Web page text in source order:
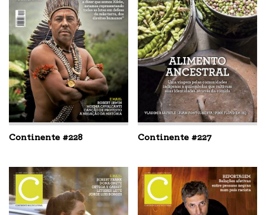
Continente #228 Continente #227